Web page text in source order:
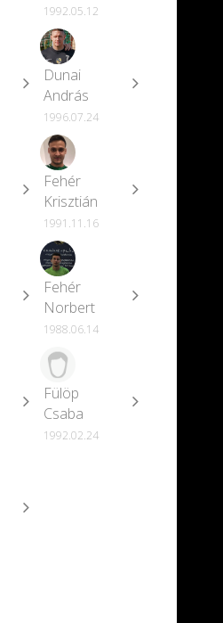
1992.05.12
Dunai
András
1996.07.24
Fehér
Krisztián
1991.11.16
Fehér
Norbert
1988.06.14
Fülöp
Csaba
1992.02.24